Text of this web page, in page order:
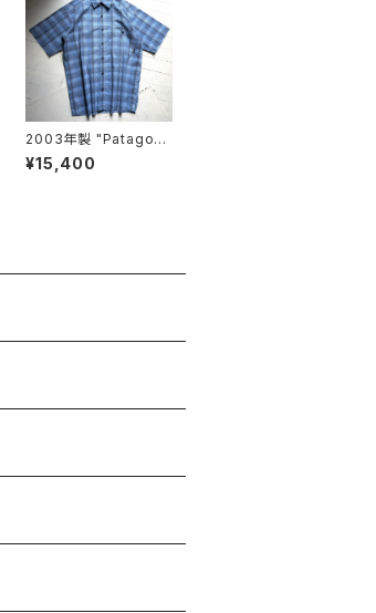
2003年製 "Patagoni
a" puckerware shirt
¥15,400